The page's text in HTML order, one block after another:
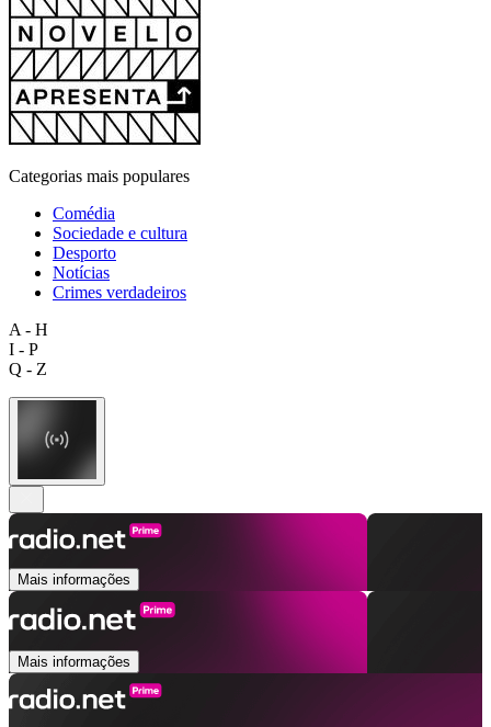
Categorias mais populares
Comédia
Sociedade e cultura
Desporto
Notícias
Crimes verdadeiros
A - H
I - P
Q - Z
Mais informações
Mais informações